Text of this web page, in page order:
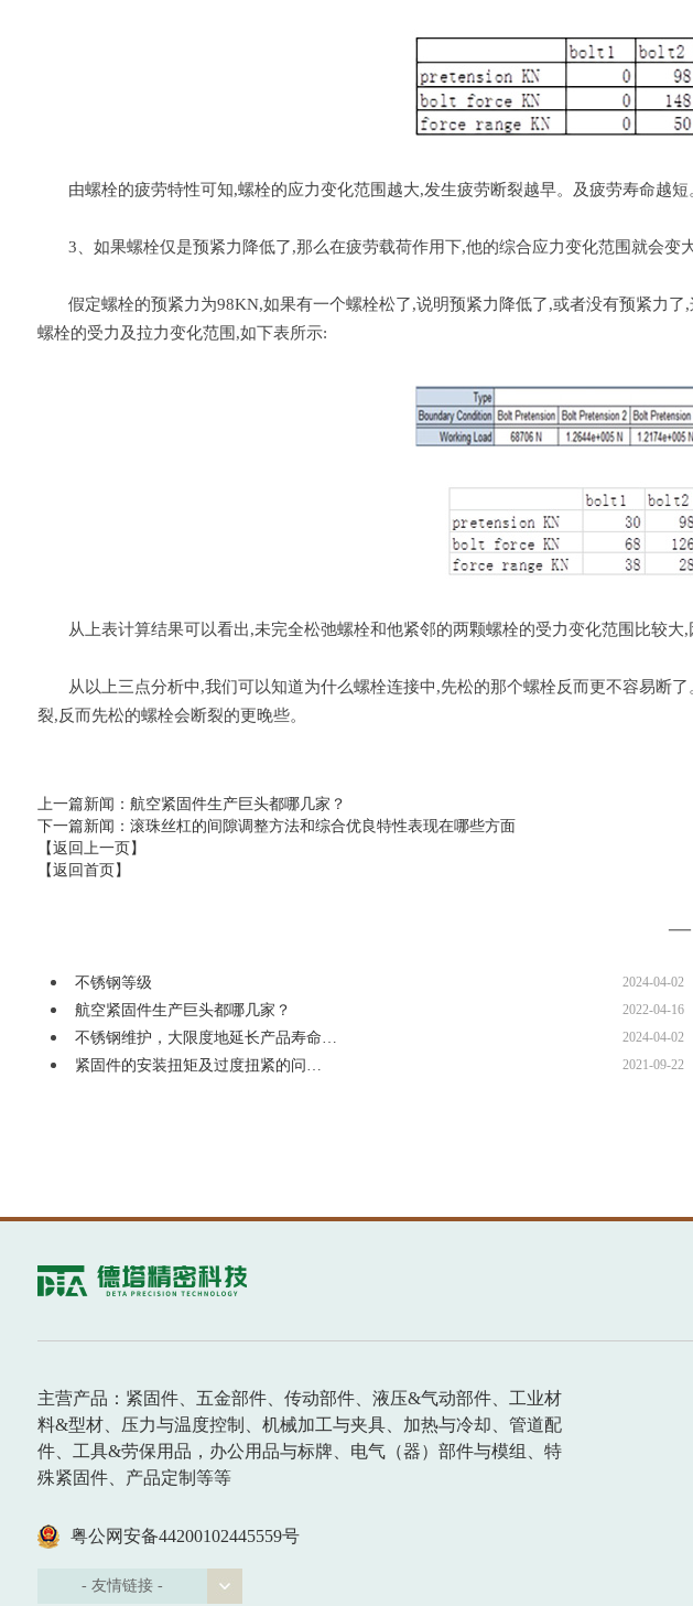
由螺栓的疲劳特性可知,螺栓的应力变化范围越大,发生疲劳断裂越早。及疲劳寿命越短
3、如果螺栓仅是预紧力降低了,那么在疲劳载荷作用下,他的综合应力变化范围就会变
假定螺栓的预紧力为98KN,如果有一个螺栓松了,说明预紧力降低了,或者没有预紧力了
螺栓的受力及拉力变化范围,如下表所示:
从上表计算结果可以看出,未完全松弛螺栓和他紧邻的两颗螺栓的受力变化范围比较大,
从以上三点分析中,我们可以知道为什么螺栓连接中,先松的那个螺栓反而更不容易断
裂,反而先松的螺栓会断裂的更晚些。
上一篇新闻 ：航空紧固件生产巨头都哪几家？
下一篇新闻 ：滚珠丝杠的间隙调整方法和综合优良特性表现在哪些方面
【返回上一页】
【返回首页】
—
不锈钢等级 2024-04-02
航空紧固件生产巨头都哪几家？ 2022-04-16
不锈钢维护，大限度地延长产品寿命… 2024-04-02
紧固件的安装扭矩及过度扭紧的问… 2021-09-22
主营产品：紧固件、五金部件、传动部件、液压&气动部件、工业材
料&型材、压力与温度控制、机械加工与夹具、加热与冷却、管道配
件、工具&劳保用品，办公用品与标牌、电气（器）部件与模组、特
殊紧固件、产品定制等等
粤公网安备44200102445559号
- 友情链接 -